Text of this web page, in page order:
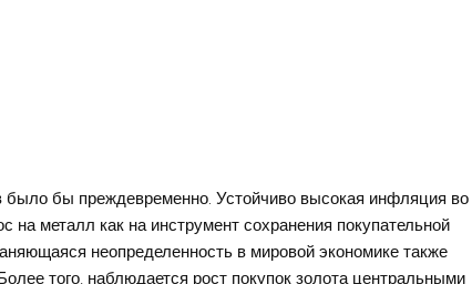
было бы преждевременно. Устойчиво высокая инфляция во
на металл как на инструмент сохранения покупательной
неопределенность в мировой экономике также
того, наблюдается рост покупок золота центральными